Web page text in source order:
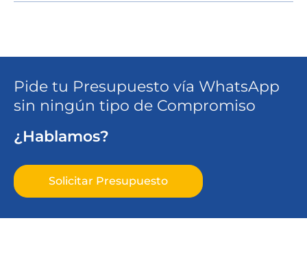
Pide tu Presupuesto vía WhatsApp
sin ningún tipo de Compromiso
¿Hablamos?
Solicitar Presupuesto